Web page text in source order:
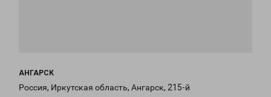
АНГАРСК
Россия, Иркутская область, Ангарск, 215-й